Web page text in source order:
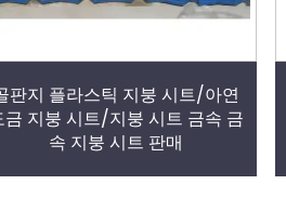
판지 플라스틱 지붕 시트/아연
금 지붕 시트/지붕 시트 금속 금
속 지붕 시트 판매